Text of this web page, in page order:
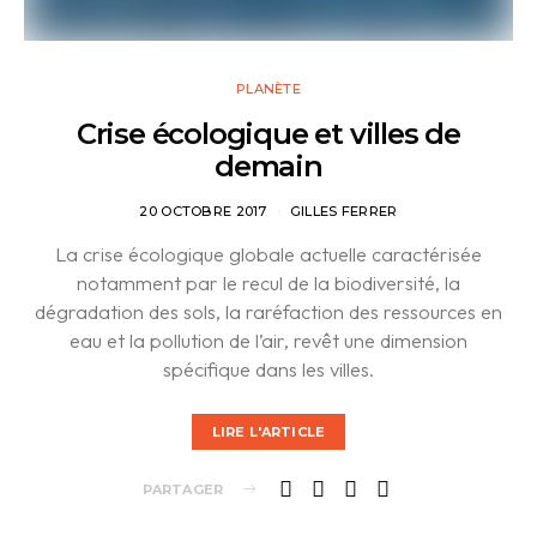
PLANÈTE
Crise écologique et villes de
demain
20 OCTOBRE 2017 GILLES FERRER
La crise écologique globale actuelle caractérisée
notamment par le recul de la biodiversité, la
dégradation des sols, la raréfaction des ressources en
eau et la pollution de l’air, revêt une dimension
spécifique dans les villes.
LIRE L'ARTICLE
PARTAGER